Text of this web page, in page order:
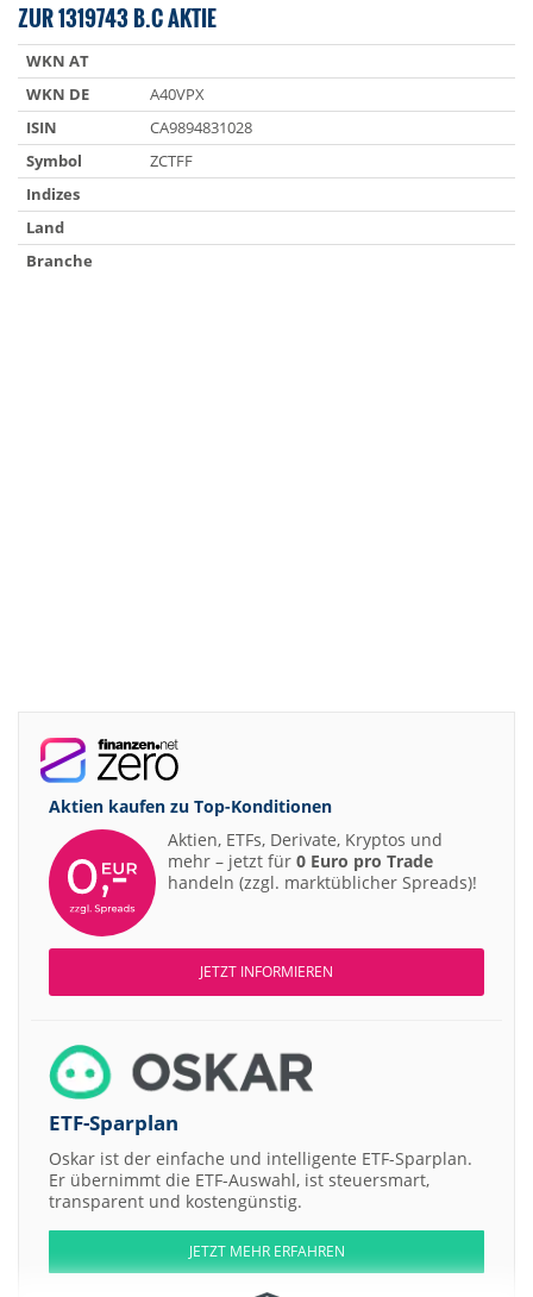
ZUR 1319743 B.C AKTIE
WKN AT
WKN DE
A40VPX
ISIN
CA9894831028
Symbol
ZCTFF
Indizes
Land
Branche
Aktien kaufen zu Top-Konditionen
Aktien, ETFs, Derivate, Kryptos und
mehr – jetzt für 0 Euro pro Trade
handeln (zzgl. marktüblicher Spreads)!
JETZT INFORMIEREN
ETF-Sparplan
Oskar ist der einfache und intelligente ETF-Sparplan.
Er übernimmt die ETF-Auswahl, ist steuersmart,
transparent und kostengünstig.
JETZT MEHR ERFAHREN